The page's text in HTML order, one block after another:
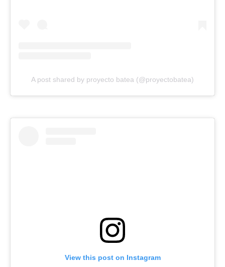
A post shared by proyecto batea (@proyectobatea)
View this post on Instagram